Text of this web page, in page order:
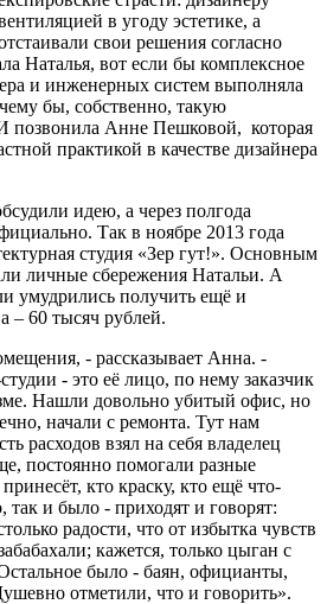
в угоду эстетике, а
свои решения согласно
Наталья, вот если бы комплексное
и инженерных систем выполняла
бы, собственно, такую
позвонила Анне Пешковой, которая
практикой в качестве дизайнера
идею, а через полгода
Так в ноябре 2013 года
студия «Зер гут!». Основным
личные сбережения Натальи. А
умудрились получить ещё и
– 60 тысяч рублей.
- рассказывает Анна. -
- это её лицо, по нему заказчик
Нашли довольно убитый офис, но
начали с ремонта. Тут нам
расходов взял на себя владелец
постоянно помогали разные
кто краску, кто ещё что-
так и было - приходят и говорят:
радости, что от избытка чувств
кажется, только цыган с
было - баян, официанты,
отметили, что и говорить».